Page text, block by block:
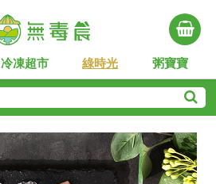
冷凍超市 綠時光 粥寶寶